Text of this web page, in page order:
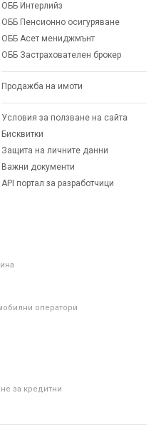
ОББ Интерлийз
ОББ Пенсионно осигуряване
ОББ Асет мениджмънт
ОББ Застрахователен брокер
Продажба на имоти
Условия за ползване на сайта
Бисквитки
Защита на личните данни
Важни документи
API портал за разработчици
оператори
за кредитни